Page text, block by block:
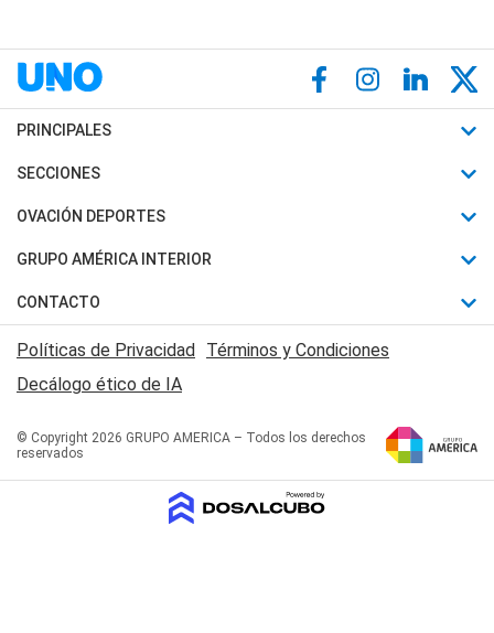
PRINCIPALES
Últimas Noticias
Política
Judiciales
Economia
SECCIONES
Horóscopo
Motores
Trucos caseros
Series y Películas
Edictos y Solicitadas
OVACIÓN DEPORTES
Fútbol
Mundial
Automovilismo
Rugby
Básquet
GRUPO AMÉRICA INTERIOR
Canal 7 en Vivo
San Juan 8
CONTACTO
Acerca de Nosotros
Contactanos
Políticas de Privacidad Términos y Condiciones
Decálogo ético de IA
© Copyright 2026 GRUPO AMERICA – Todos los derechos
reservados